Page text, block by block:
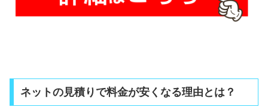
ネットの見積りで料金が安くなる理由とは？